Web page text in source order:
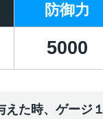
防御力
5000
た時、ゲージ１